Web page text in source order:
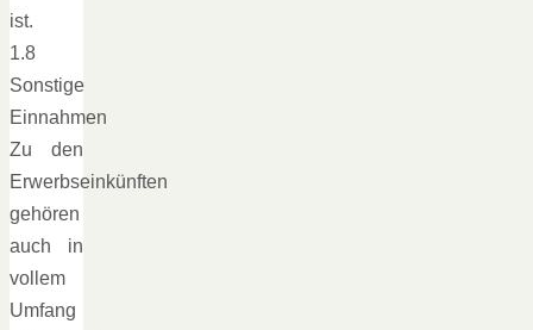
ist.
1.8
Sonstige
Einnahmen
Zu den
Erwerbseinkünften
gehören
auch in
vollem
Umfang